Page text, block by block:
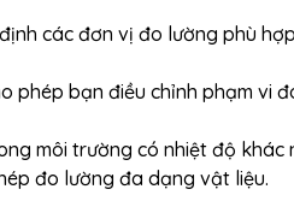
các đơn vị đo lường phù
phép bạn điều chỉnh phạm vi
môi trường có nhiệt độ khác
đo lường đa dạng vật liệu.